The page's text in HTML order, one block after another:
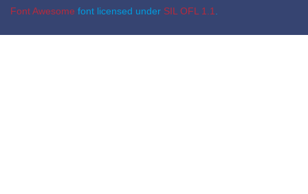
Font Awesome font licensed under SIL OFL 1.1